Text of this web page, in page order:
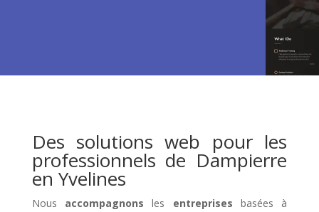
Des solutions web pour les
professionnels de Dampierre
en Yvelines
Nous accompagnons les entreprises basées à